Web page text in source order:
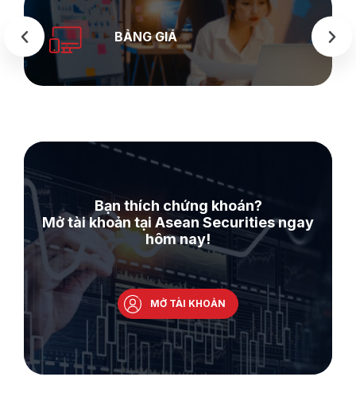
BẢNG GIÁ
Bạn thích chứng khoán?
Mở tài khoản tại Asean Securities ngay
hôm nay!
MỞ TÀI KHOẢN